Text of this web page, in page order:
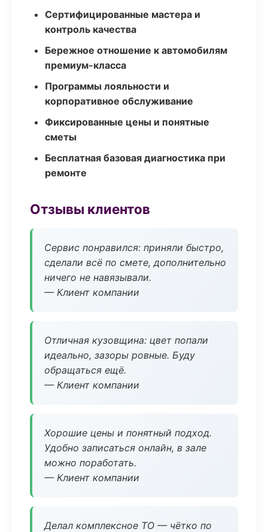
Сертифицированные мастера и
контроль качества
Бережное отношение к автомобилям
премиум-класса
Программы лояльности и
корпоративное обслуживание
Фиксированные цены и понятные
сметы
Бесплатная базовая диагностика при
ремонте
Отзывы клиентов
Сервис понравился: приняли быстро,
сделали всё по смете, дополнительно
ничего не навязывали.
— Клиент компании
Отличная кузовщина: цвет попали
идеально, зазоры ровные. Буду
обращаться ещё.
— Клиент компании
Хорошие цены и понятный подход.
Удобно записаться онлайн, в зале
можно поработать.
— Клиент компании
Делал комплексное ТО — чётко по